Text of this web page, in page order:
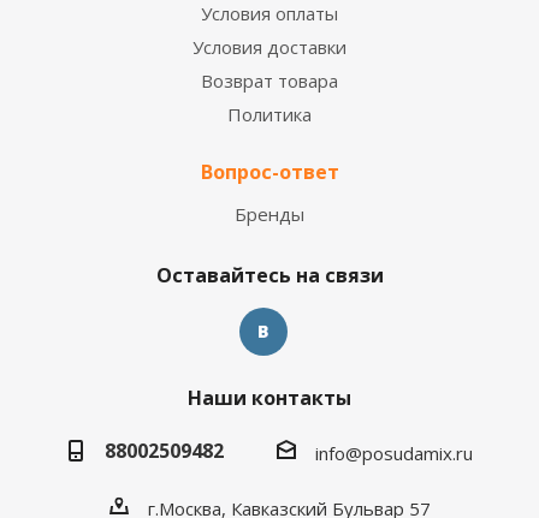
Условия оплаты
Условия доставки
Возврат товара
Политика
Вопрос-ответ
Бренды
Оставайтесь на связи
Наши контакты
88002509482
info@posudamix.ru
г.Москва, Кавказский Бульвар 57